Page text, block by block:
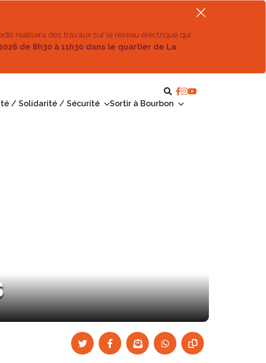
réalisera des travaux sur le réseau électrique qui
de 8h30 à 11h30 dans le quartier de La
/ Solidarité / Sécurité
Sortir à Bourbon